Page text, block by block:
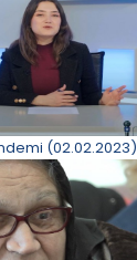
(02.02.2023)